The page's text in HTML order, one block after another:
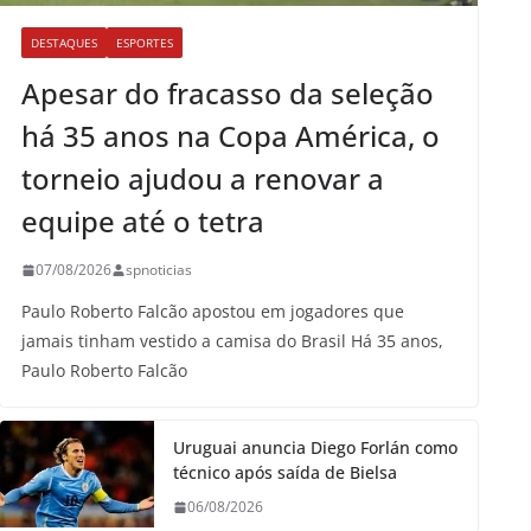
DESTAQUES ESPORTES
Apesar do fracasso da seleção
há 35 anos na Copa América, o
torneio ajudou a renovar a
equipe até o tetra
07/08/2026 spnoticias
Paulo Roberto Falcão apostou em jogadores que
jamais tinham vestido a camisa do Brasil Há 35 anos,
Paulo Roberto Falcão
Uruguai anuncia Diego Forlán como
técnico após saída de Bielsa
06/08/2026